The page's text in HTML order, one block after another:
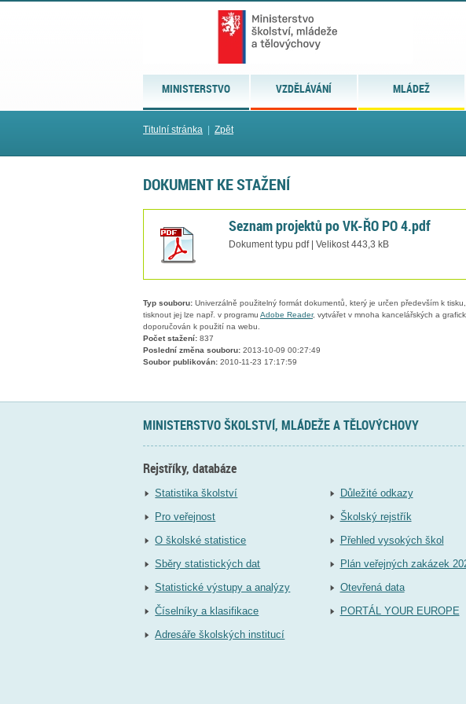
MINISTERSTVO VZDĚLÁVÁNÍ MLÁDEŽ
Titulní stránka Zpět
DOKUMENT KE STAŽENÍ
Seznam projektů po VK-ŘO PO 4.pdf
Dokument typu pdf | Velikost 443,3 kB
Typ souboru: Univerzálně použitelný formát dokumentů, který je určen především k
tisknout jej lze např. v programu Adobe Reader, vytvářet v mnoha kancelářských a
doporučován k použití na webu.
Počet stažení: 837
Poslední změna souboru: 2013-10-09 00:27:49
Soubor publikován: 2010-11-23 17:17:59
MINISTERSTVO ŠKOLSTVÍ, MLÁDEŽE A TĚLOVÝCHOVY
Rejstříky, databáze
Statistika školství
Pro veřejnost
O školské statistice
Sběry statistických dat
Statistické výstupy a analýzy
Číselníky a klasifikace
Adresáře školských institucí
Důležité odkazy
Školský rejstřík
Přehled vysokých škol
Plán veřejných zakázek
Otevřená data
PORTÁL YOUR EUROPE